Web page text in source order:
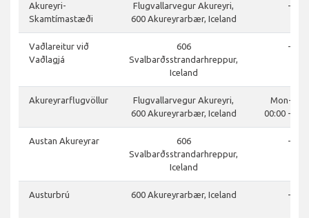
Akureyri-
Skamtímastæði
Flugvallarvegur Akureyri,
600 Akureyrarbær, Iceland
-
Vaðlareitur við
Vaðlagjá
606
Svalbarðsstrandarhreppur,
Iceland
-
Akureyrarflugvöllur
Flugvallarvegur Akureyri,
600 Akureyrarbær, Iceland
Mon-Sun:
00:00 -
Austan Akureyrar
606
Svalbarðsstrandarhreppur,
Iceland
-
Austurbrú 600 Akureyrarbær, Iceland -